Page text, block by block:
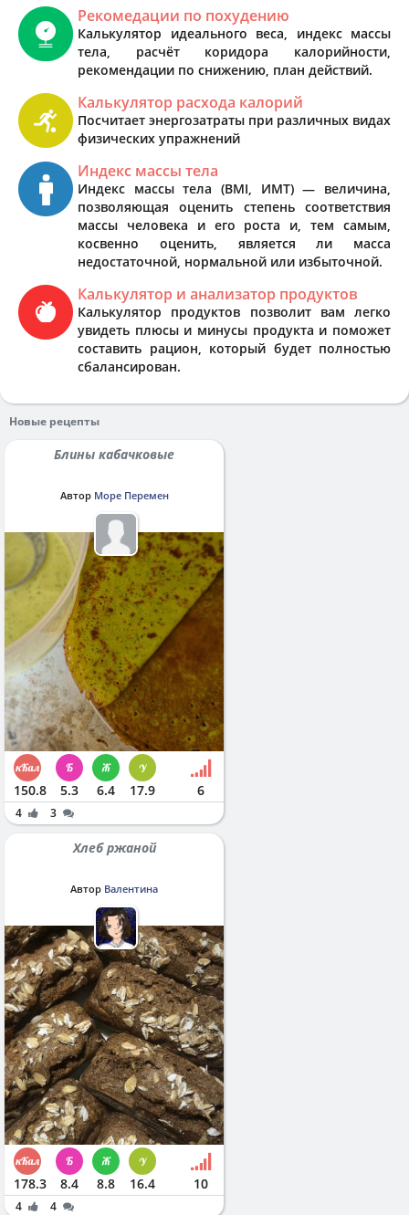
Рекомедации по похудению
Калькулятор идеального веса, индекс массы
тела, расчёт коридора калорийности,
рекомендации по снижению, план действий.
Калькулятор расхода калорий
Посчитает энергозатраты при различных видах
физических упражнений
Индекс массы тела
Индекс массы тела (BMI, ИМТ) — величина,
позволяющая оценить степень соответствия
массы человека и его роста и, тем самым,
косвенно оценить, является ли масса
недостаточной, нормальной или избыточной.
Калькулятор и анализатор продуктов
Калькулятор продуктов позволит вам легко
увидеть плюсы и минусы продукта и поможет
составить рацион, который будет полностью
сбалансирован.
Новые рецепты
Блины кабачковые
Автор Море Перемен
150.8 5.3 6.4 17.9 6
4 3
Хлеб ржаной
Автор Валентина
178.3 8.4 8.8 16.4 10
4 4